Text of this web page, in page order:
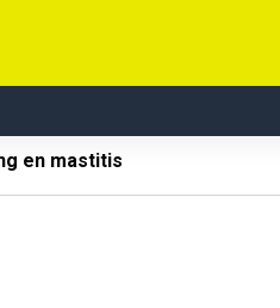
en mastitis